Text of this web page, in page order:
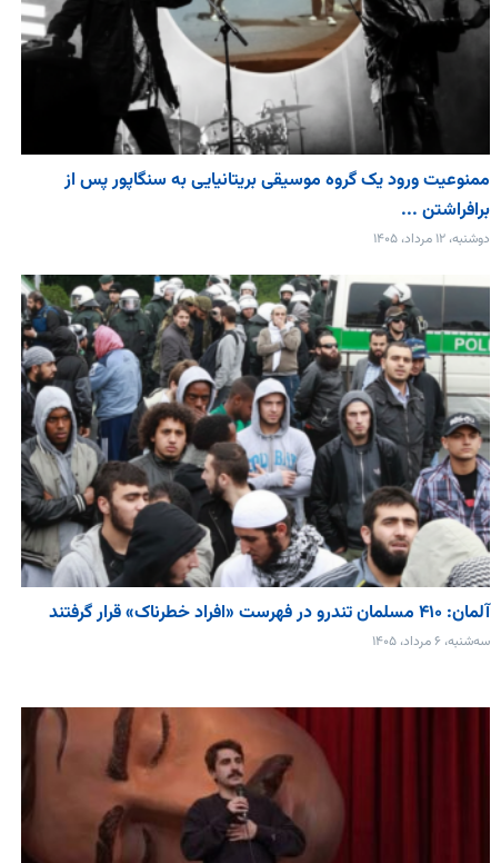
ممنوعیت ورود یک گروه موسیقی بریتانیایی به سنگاپور پس از
برافراشتن ...
دوشنبه، ۱۲ مرداد، ۱۴۰۵
آلمان: ۴۱۰ مسلمان تندرو در فهرست «افراد خطرناک» قرار گرفتند
سه‌شنبه، ۶ مرداد، ۱۴۰۵